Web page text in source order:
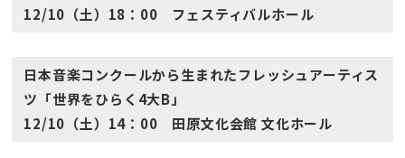
12/10（土）18：00 フェスティバルホール
日本音楽コンクールから生まれたフレッシュアーティス
ツ「世界をひらく4大B」
12/10（土）14：00 田原文化会館 文化ホール